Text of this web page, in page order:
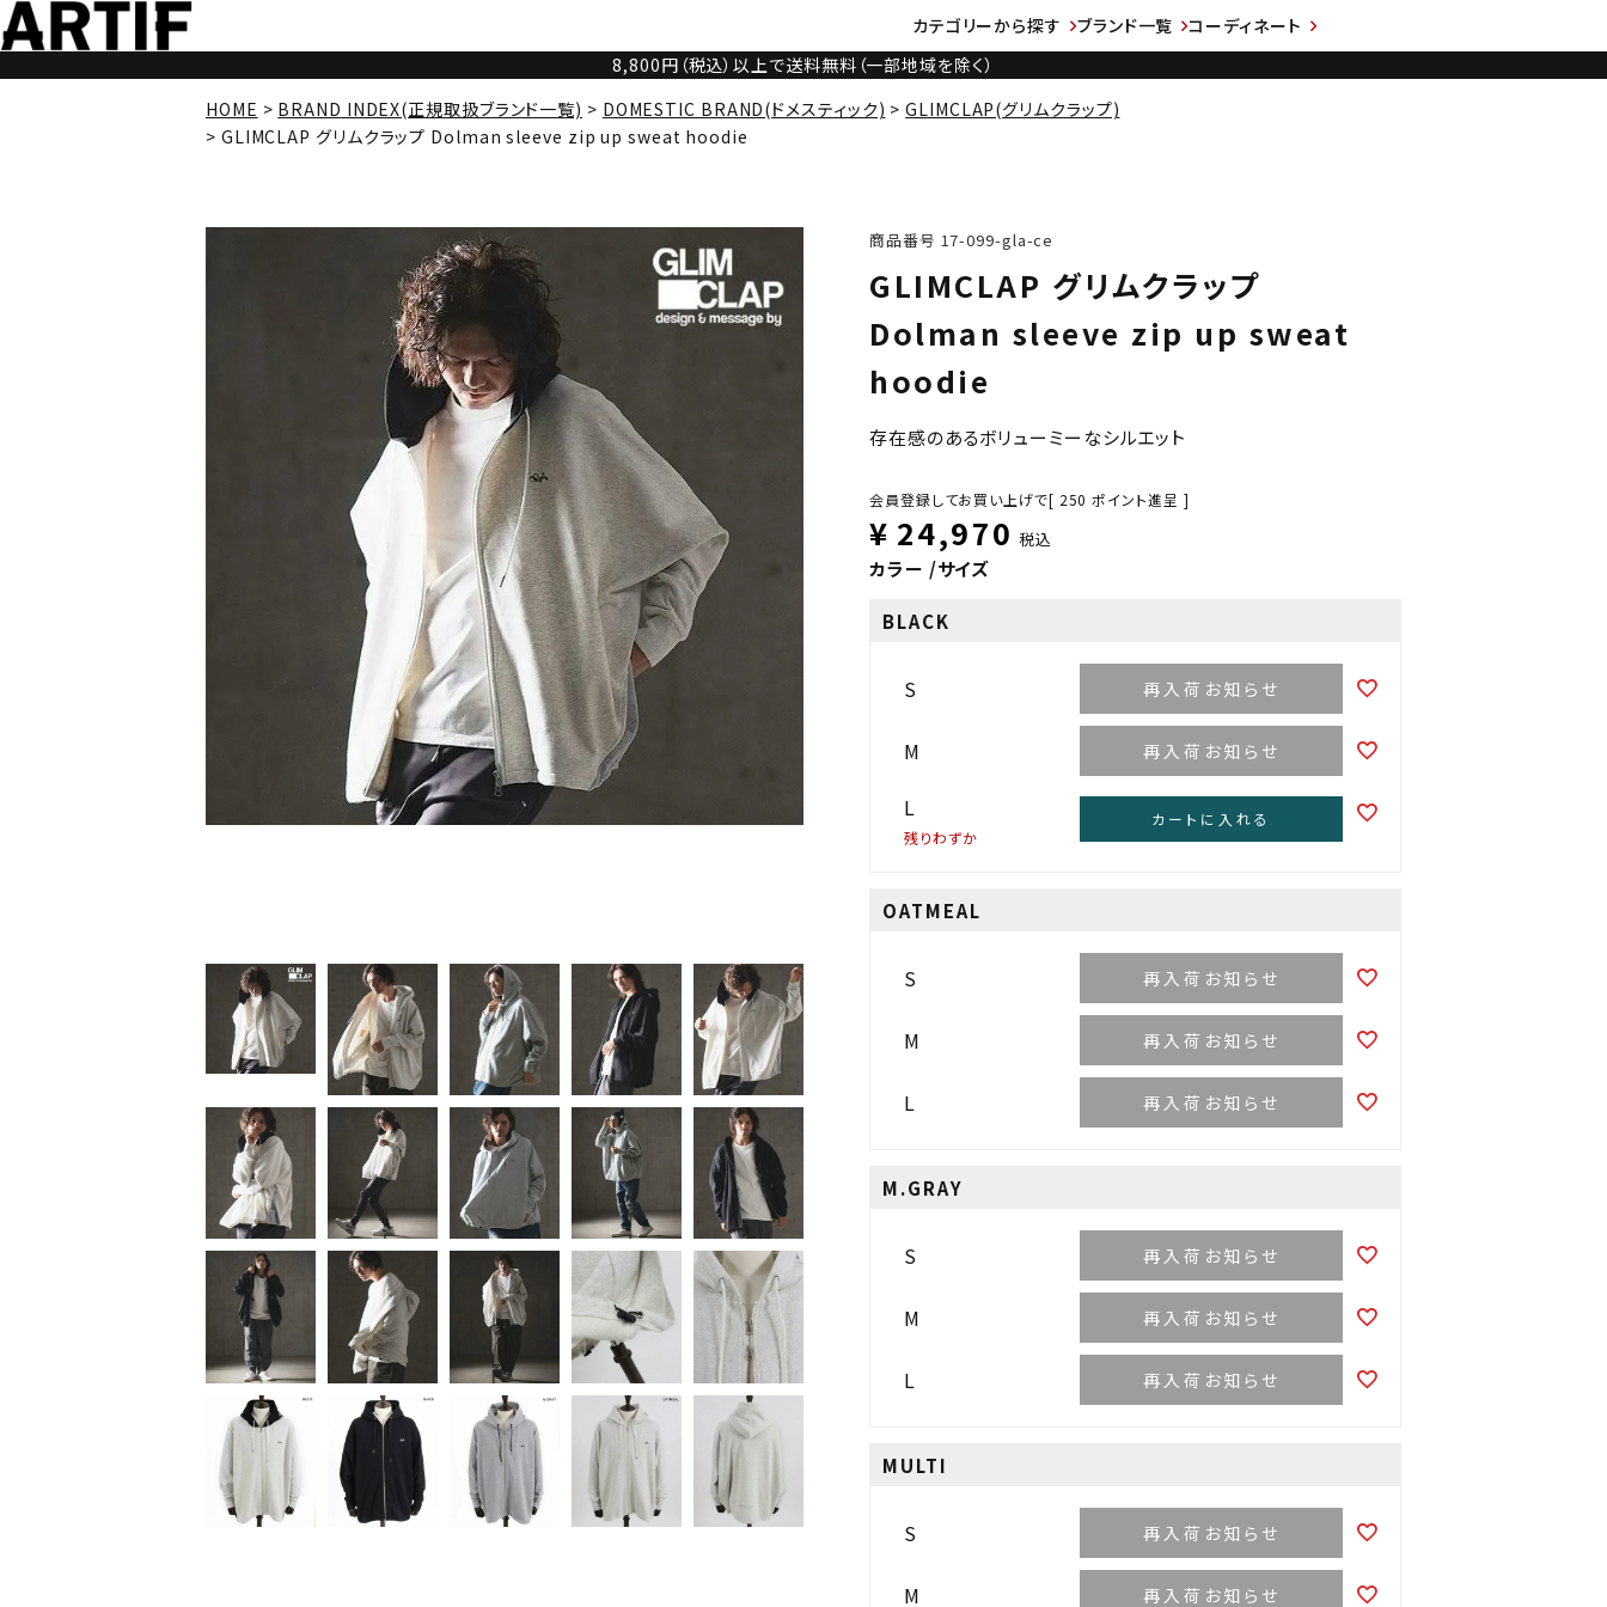
カテゴリーから探す ブランド一覧
コーディネート
8,800円（税込）以上で送料無料（一部地域を除く）
HOME
BRAND INDEX(正規取扱ブランド一覧) DOMESTIC BRAND(ドメスティック)
GLIMCLAP(グリムクラップ)
GLIMCLAP グリムクラップ Dolman sleeve zip up sweat hoodie
商品番号 17-099-gla-ce
GLIMCLAP グリムクラップ
Dolman sleeve zip up sweat
hoodie
存在感のあるボリューミーなシルエット
会員登録してお買い上げで[ 250 ポイント進呈 ]
¥ 24,970 税込
カラー サイズ
BLACK
S 再入荷お知らせ
M 再入荷お知らせ
L
残りわずか
カートに入れる
OATMEAL
S 再入荷お知らせ
M 再入荷お知らせ
L 再入荷お知らせ
M.GRAY
S 再入荷お知らせ
M 再入荷お知らせ
L 再入荷お知らせ
MULTI
S 再入荷お知らせ
M 再入荷お知らせ